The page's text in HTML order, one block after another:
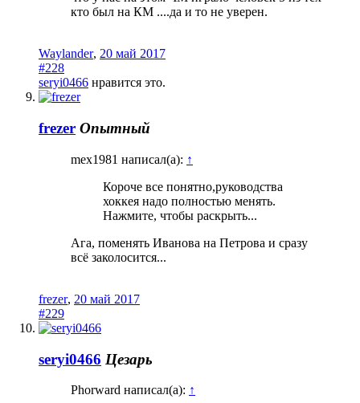
кто был на КМ ....да и то не уверен.
Waylander, 20 май 2017
#228
seryi0466 нравится это.
frezer Опытный
mex1981 написал(а): ↑
Короче все понятно,руководства
хоккея надо полностью менять.
Нажмите, чтобы раскрыть...
Ага, поменять Иванова на Петрова и сразу
всё заколосится...
frezer, 20 май 2017
#229
seryi0466 Цезарь
Phorward написал(а): ↑